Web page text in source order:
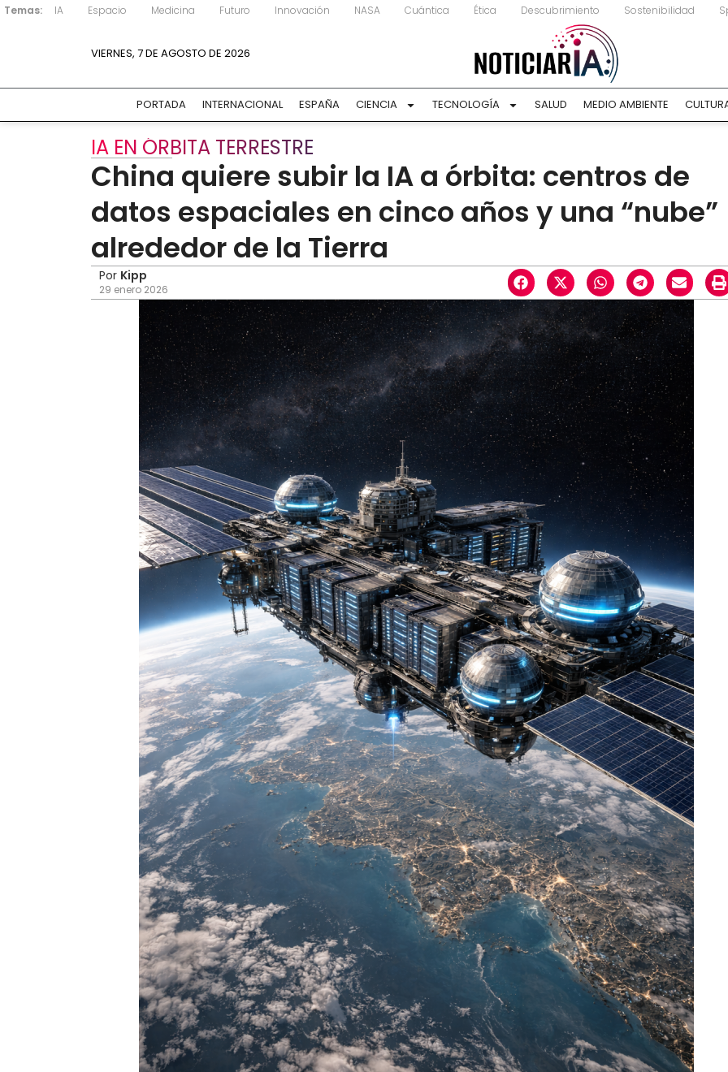
Temas: IA Espacio Medicina Futuro Innovación NASA Cuántica Ética Descubrimiento Sostenibilidad
VIERNES, 7 DE AGOSTO DE 2026
PORTADA INTERNACIONAL ESPAÑA CIENCIA TECNOLOGÍA SALUD MEDIO AMBIENTE
IA EN ÓRBITA TERRESTRE
China quiere subir la IA a órbita: centros de
datos espaciales en cinco años y una “nube”
alrededor de la Tierra
Por Kipp
29 enero 2026